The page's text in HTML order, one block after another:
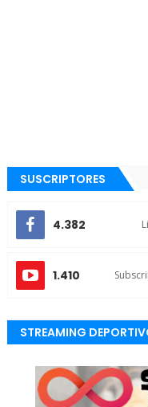
SUSCRIPTORES
4.382
1.410
STREAMING